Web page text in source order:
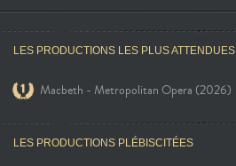
LES PRODUCTIONS LES PLUS ATTENDUES
Macbeth - Metropolitan Opera (2026)
LES PRODUCTIONS PLÉBISCITÉES